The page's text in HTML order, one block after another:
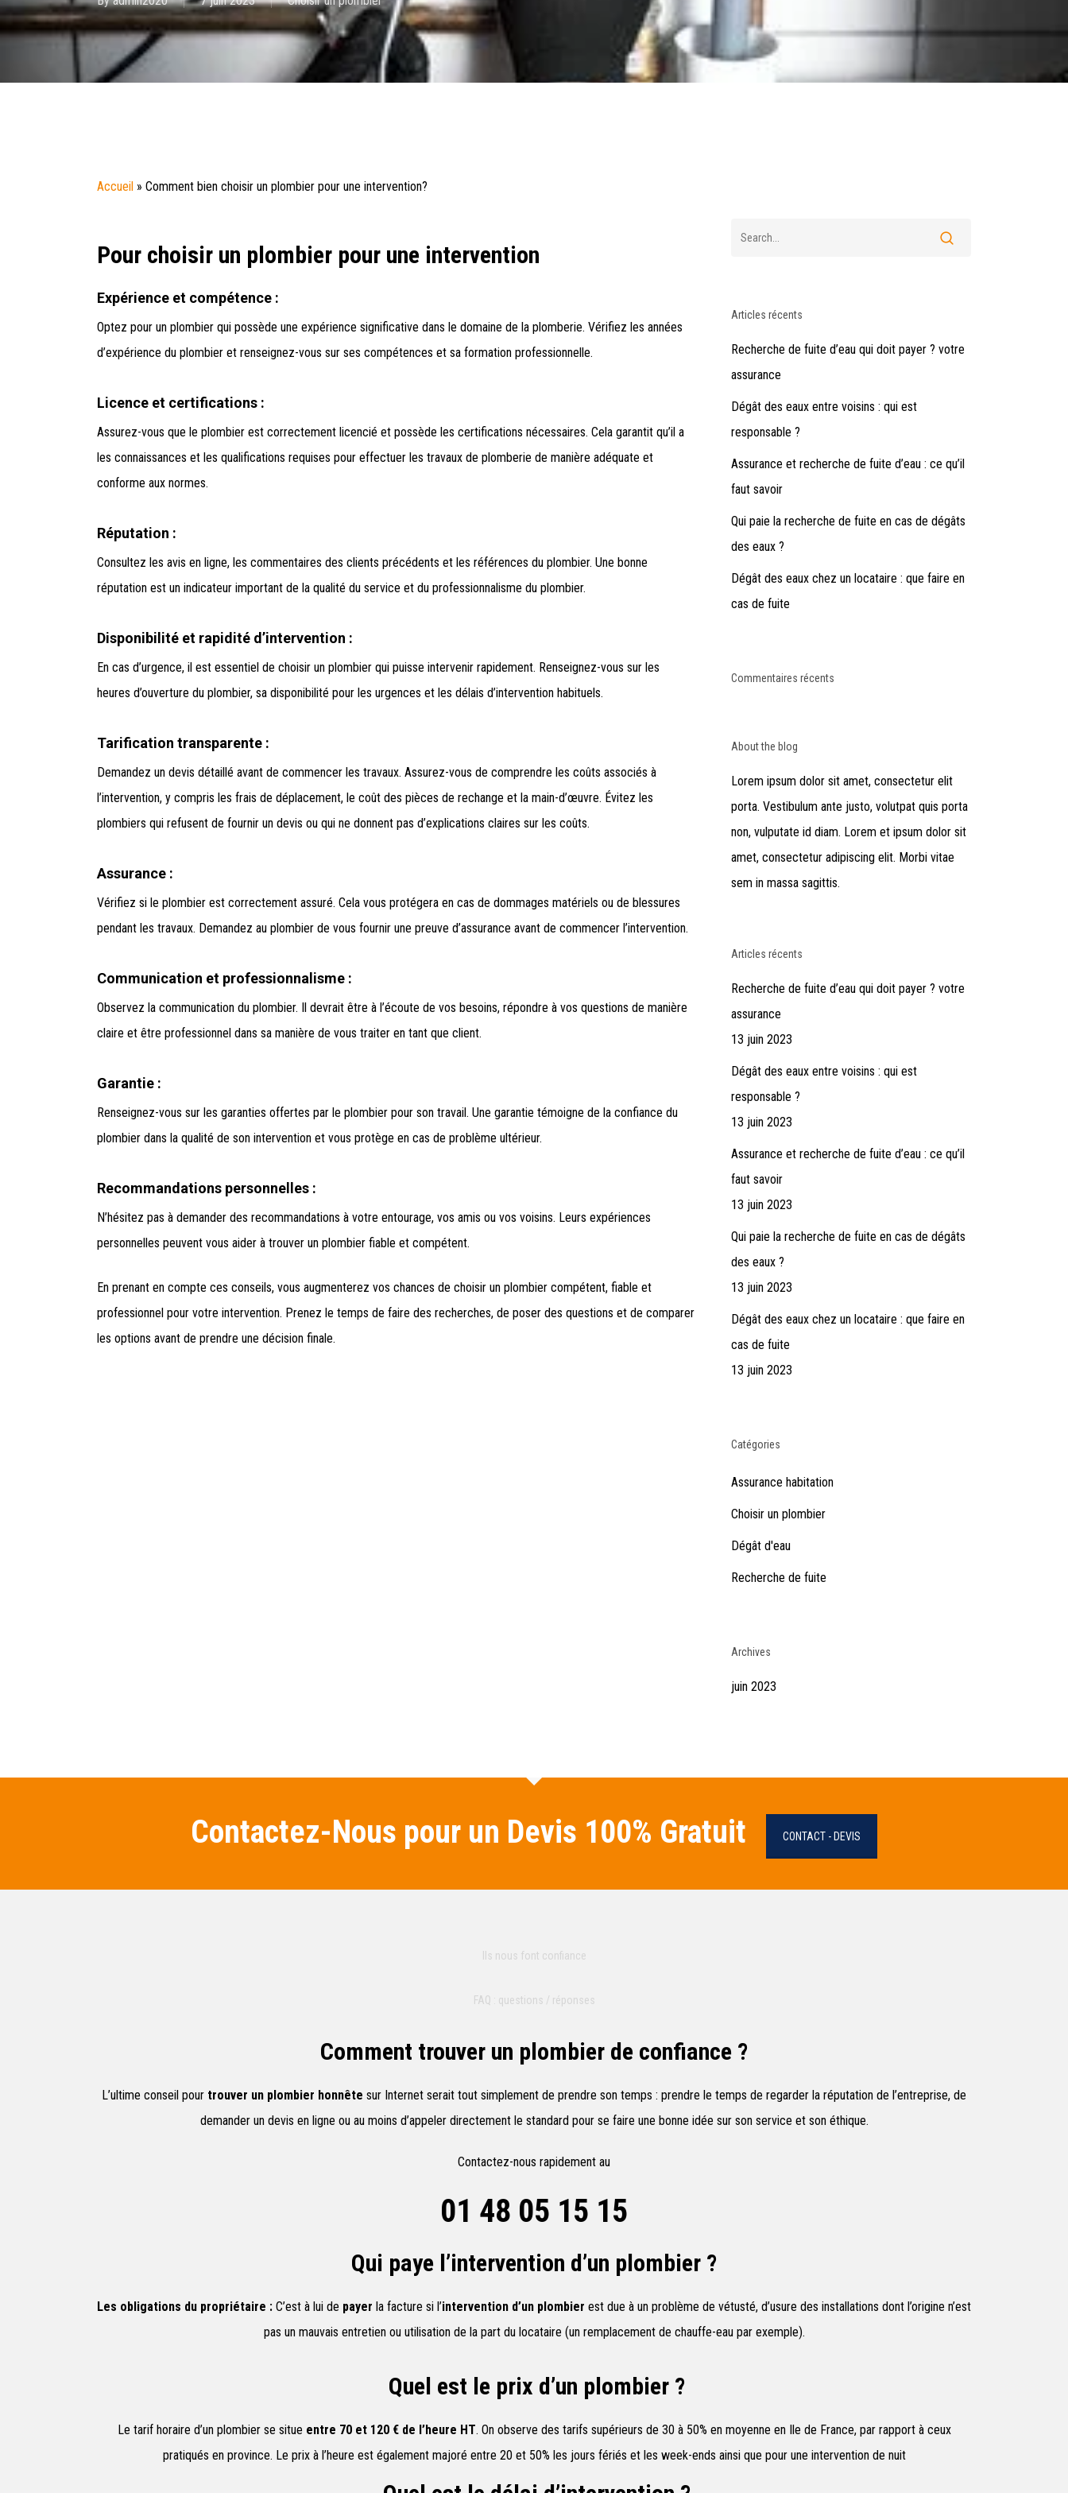
Accueil » Comment bien choisir un plombier pour une intervention?
Pour choisir un plombier pour une intervention
Expérience et compétence :
Optez pour un plombier qui possède une expérience significative dans le domaine de la plomberie. Vérifiez les années
d’expérience du plombier et renseignez-vous sur ses compétences et sa formation professionnelle.
Licence et certifications :
Assurez-vous que le plombier est correctement licencié et possède les certifications nécessaires. Cela garantit qu’il a
les connaissances et les qualifications requises pour effectuer les travaux de plomberie de manière adéquate et
conforme aux normes.
Réputation :
Consultez les avis en ligne, les commentaires des clients précédents et les références du plombier. Une bonne
réputation est un indicateur important de la qualité du service et du professionnalisme du plombier.
Disponibilité et rapidité d’intervention :
En cas d’urgence, il est essentiel de choisir un plombier qui puisse intervenir rapidement. Renseignez-vous sur les
heures d’ouverture du plombier, sa disponibilité pour les urgences et les délais d’intervention habituels.
Tarification transparente :
Demandez un devis détaillé avant de commencer les travaux. Assurez-vous de comprendre les coûts associés à
l’intervention, y compris les frais de déplacement, le coût des pièces de rechange et la main-d’œuvre. Évitez les
plombiers qui refusent de fournir un devis ou qui ne donnent pas d’explications claires sur les coûts.
Assurance :
Vérifiez si le plombier est correctement assuré. Cela vous protégera en cas de dommages matériels ou de blessures
pendant les travaux. Demandez au plombier de vous fournir une preuve d’assurance avant de commencer l’intervention.
Communication et professionnalisme :
Observez la communication du plombier. Il devrait être à l’écoute de vos besoins, répondre à vos questions de manière
claire et être professionnel dans sa manière de vous traiter en tant que client.
Garantie :
Renseignez-vous sur les garanties offertes par le plombier pour son travail. Une garantie témoigne de la confiance du
plombier dans la qualité de son intervention et vous protège en cas de problème ultérieur.
Recommandations personnelles :
N’hésitez pas à demander des recommandations à votre entourage, vos amis ou vos voisins. Leurs expériences
personnelles peuvent vous aider à trouver un plombier fiable et compétent.
En prenant en compte ces conseils, vous augmenterez vos chances de choisir un plombier compétent, fiable et
professionnel pour votre intervention. Prenez le temps de faire des recherches, de poser des questions et de comparer
les options avant de prendre une décision finale.
Articles récents
Recherche de fuite d’eau qui doit payer ? votre
assurance
Dégât des eaux entre voisins : qui est
responsable ?
Assurance et recherche de fuite d’eau : ce qu’il
faut savoir
Qui paie la recherche de fuite en cas de dégâts
des eaux ?
Dégât des eaux chez un locataire : que faire en
cas de fuite
Commentaires récents
About the blog
Lorem ipsum dolor sit amet, consectetur elit
porta. Vestibulum ante justo, volutpat quis porta
non, vulputate id diam. Lorem et ipsum dolor sit
amet, consectetur adipiscing elit. Morbi vitae
sem in massa sagittis.
Articles récents
Recherche de fuite d’eau qui doit payer ? votre
assurance
13 juin 2023
Dégât des eaux entre voisins : qui est
responsable ?
13 juin 2023
Assurance et recherche de fuite d’eau : ce qu’il
faut savoir
13 juin 2023
Qui paie la recherche de fuite en cas de dégâts
des eaux ?
13 juin 2023
Dégât des eaux chez un locataire : que faire en
cas de fuite
13 juin 2023
Catégories
Assurance habitation
Choisir un plombier
Dégât d'eau
Recherche de fuite
Archives
juin 2023
Contactez-Nous pour un Devis 100% Gratuit CONTACT - DEVIS
Ils nous font confiance
FAQ : questions / réponses
Comment trouver un plombier de confiance ?
L’ultime conseil pour trouver un plombier honnête sur Internet serait tout simplement de prendre son temps : prendre le temps de regarder la réputation de l’entreprise, de
demander un devis en ligne ou au moins d’appeler directement le standard pour se faire une bonne idée sur son service et son éthique.
Contactez-nous rapidement au
01 48 05 15 15
Qui paye l’intervention d’un plombier ?
Les obligations du propriétaire : C’est à lui de payer la facture si l’intervention d’un plombier est due à un problème de vétusté, d’usure des installations dont l’origine n’est
pas un mauvais entretien ou utilisation de la part du locataire (un remplacement de chauffe-eau par exemple).
Quel est le prix d’un plombier ?
Le tarif horaire d’un plombier se situe entre 70 et 120 € de l’heure HT. On observe des tarifs supérieurs de 30 à 50% en moyenne en Ile de France, par rapport à ceux
pratiqués en province. Le prix à l’heure est également majoré entre 20 et 50% les jours fériés et les week-ends ainsi que pour une intervention de nuit